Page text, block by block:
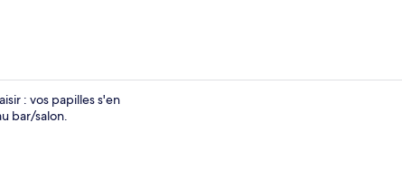
: vos papilles s'en
bar/salon.